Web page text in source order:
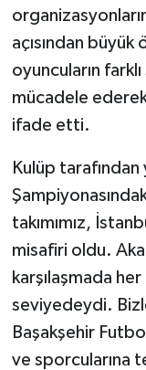
açısından büyük
oyuncuların
mücadele
ifade etti.
Kulüp tarafından
takımımız,
misafiri oldu.
karşılaşmada
seviyedeydi.
Başakşehir
ve sporcularına